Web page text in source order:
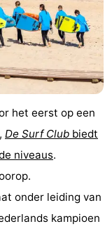
het eerst op een
De Surf Club biedt
niveaus.
onder leiding van
kampioen